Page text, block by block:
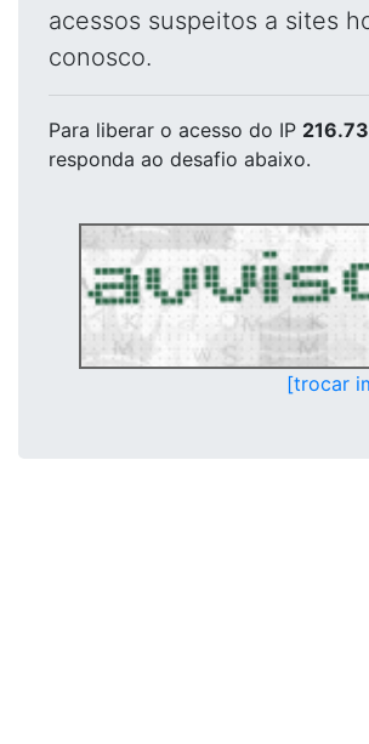
acessos suspeitos a sites
conosco.
Para liberar o acesso do IP
responda ao desafio abaixo.
[trocar